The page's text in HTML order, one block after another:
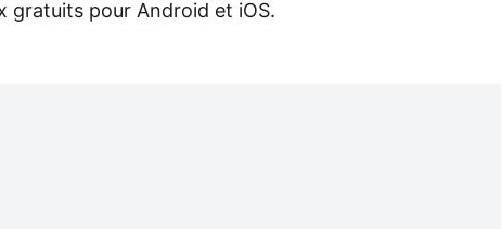
gratuits pour Android et iOS.